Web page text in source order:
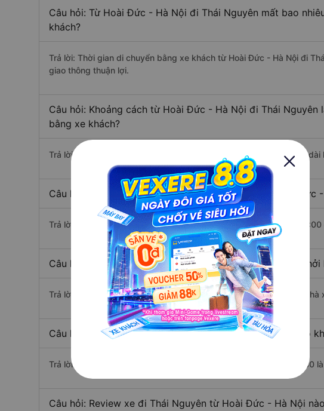
Câu hỏi: Từ Hoài Đức - Hà Nội đi Thái Nguyên mất bao
khách?
Trả lời: Thời gian di chuyển bằng xe khách từ Hoài Đức - Hà Nội đi
giao thông thuận lợi.
Câu hỏi: Khoảng cách từ Hoài Đức - Hà Nội đi Thái Nguyên
bằng xe khách?
Trả lời: Đoạn đường đi Thái Nguyên từ Hoài Đức - Hà Nội có chiều dài
Câu hỏi: Mỗi ngày có bao nhiêu chuyến xe khách Hoài Đức
Trả lời: Trung bình mỗi ngày có khoảng 79 chuyến xe bắt đầu từ
Câu hỏi: Nhà xe đi Hoài Đức - Hà Nội Thái Nguyên nào khởi
Trả lời: Chuyến xe có giờ xuất phát sớm nhất vào lúc 5:00 là của nhà
Câu hỏi: Nhà xe đi Thái Nguyên từ Hoài Đức - Hà Nội nào
Trả lời: Chuyến xe có giờ xuất phát trễ (muộn) nhất là vào lúc 20:30
Câu hỏi: Review xe đi Thái Nguyên từ Hoài Đức - Hà Nội